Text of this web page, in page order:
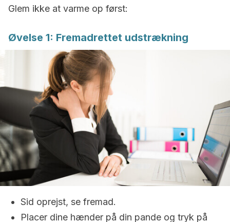
Glem ikke at varme op først:
Øvelse 1: Fremadrettet udstrækning
Sid oprejst, se fremad.
Placer dine hænder på din pande og tryk på